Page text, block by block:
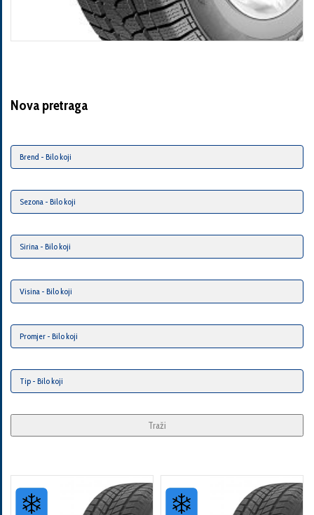
Nova pretraga
Traži